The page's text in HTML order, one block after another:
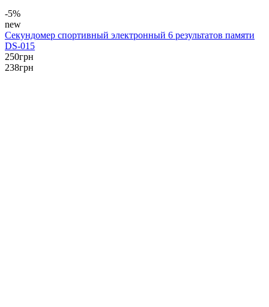
-5%
new
Секундомер спортивный электронный 6 результатов памяти
DS-015
250грн
238грн